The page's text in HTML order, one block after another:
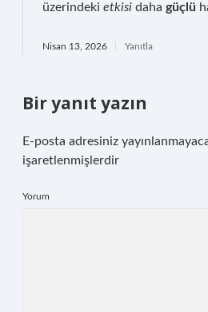
üzerindeki etkisi daha güçlü
Nisan 13, 2026 Yanıtla
Bir yanıt yazın
E-posta adresiniz
işaretlenmişlerdir
Yorum